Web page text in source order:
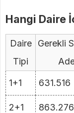
Hangi Daire
Daire
Tipi
Gerekli
1+1 631.516
2+1 863.276